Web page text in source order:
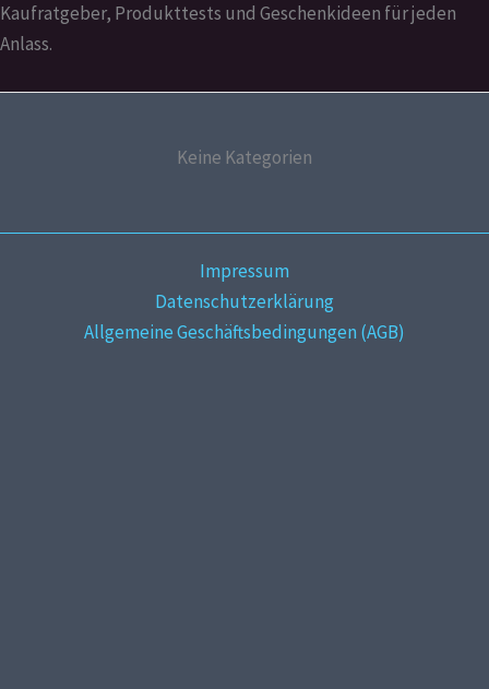
Kaufratgeber, Produkttests und Geschenkideen für jeden
Anlass.
Keine Kategorien
Impressum
Datenschutzerklärung
Allgemeine Geschäftsbedingungen (AGB)